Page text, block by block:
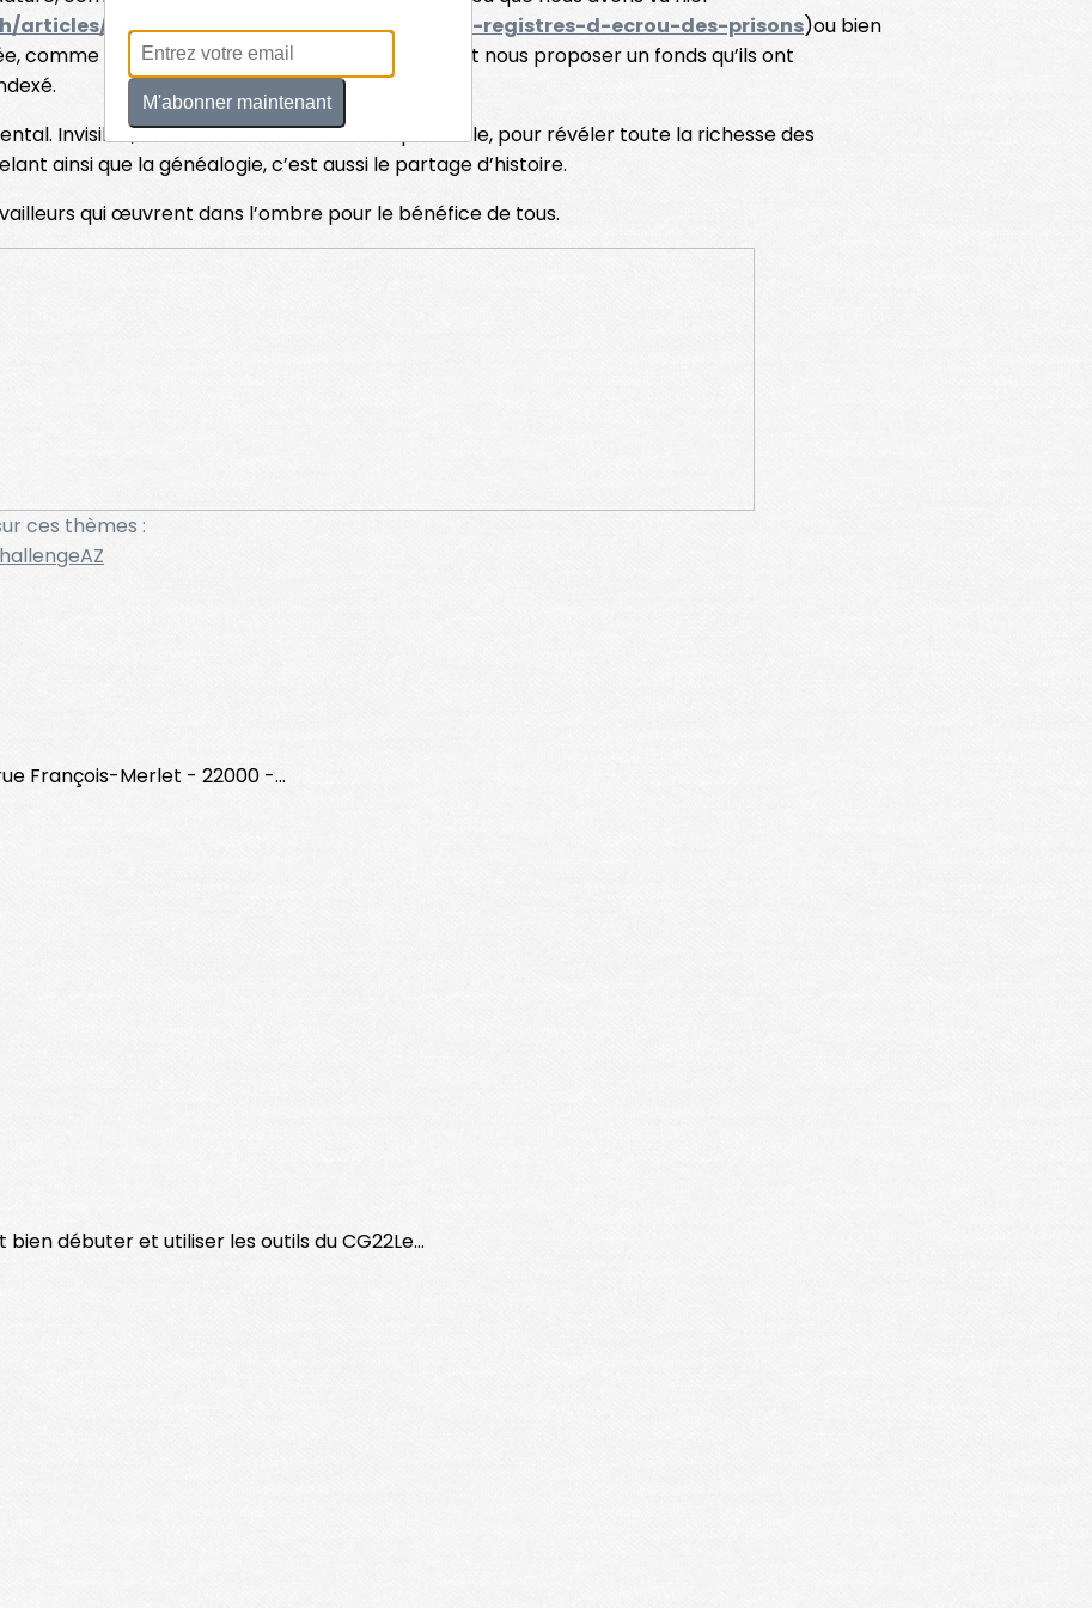
articles/145686-campagne-de-releves-des-registres-d-ecrou-des-prisons)ou bien
comme lorsque certains généalogistes viennent nous proposer un fonds qu’ils ont
Invisible, inlassable mais surtout indispensable, pour révéler toute la richesse des
ainsi que la généalogie, c’est aussi le partage d’histoire.
qui œuvrent dans l’ombre pour le bénéfice de tous.
ces thèmes :
François-Merlet - 22000 -...
débuter et utiliser les outils du CG22Le...
M'abonner maintenant